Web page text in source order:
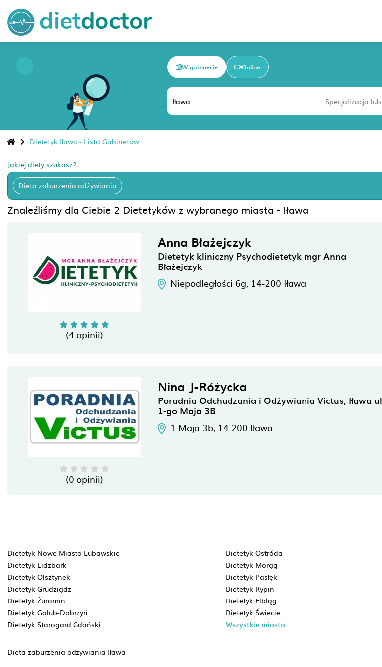
W gabinecie Online
Dietetyk Iława - Lista Gabinetów
Jakiej diety szukasz?
Dieta zaburzenia odżywiania
Znaleźliśmy dla Ciebie 2 Dietetyków z wybranego miasta - Iława
(4 opinii)
Anna Błażejczyk
Dietetyk kliniczny Psychodietetyk mgr Anna
Błażejczyk
Niepodległości 6g, 14-200 Iława
(0 opinii)
Nina J-Różycka
Poradnia Odchudzania i Odżywiania Victus, Iława ul
1-go Maja 3B
1 Maja 3b, 14-200 Iława
Dietetyk Nowe Miasto Lubawskie Dietetyk Ostróda
Dietetyk Lidzbark
Dietetyk Morąg
Dietetyk Olsztynek
Dietetyk Pasłęk
Dietetyk Grudziądz
Dietetyk Rypin
Dietetyk Żuromin
Dietetyk Elbląg
Dietetyk Golub-Dobrzyń
Dietetyk Świecie
Dietetyk Starogard Gdański
Wszystkie miasta
Dieta zaburzenia odżywiania Iława